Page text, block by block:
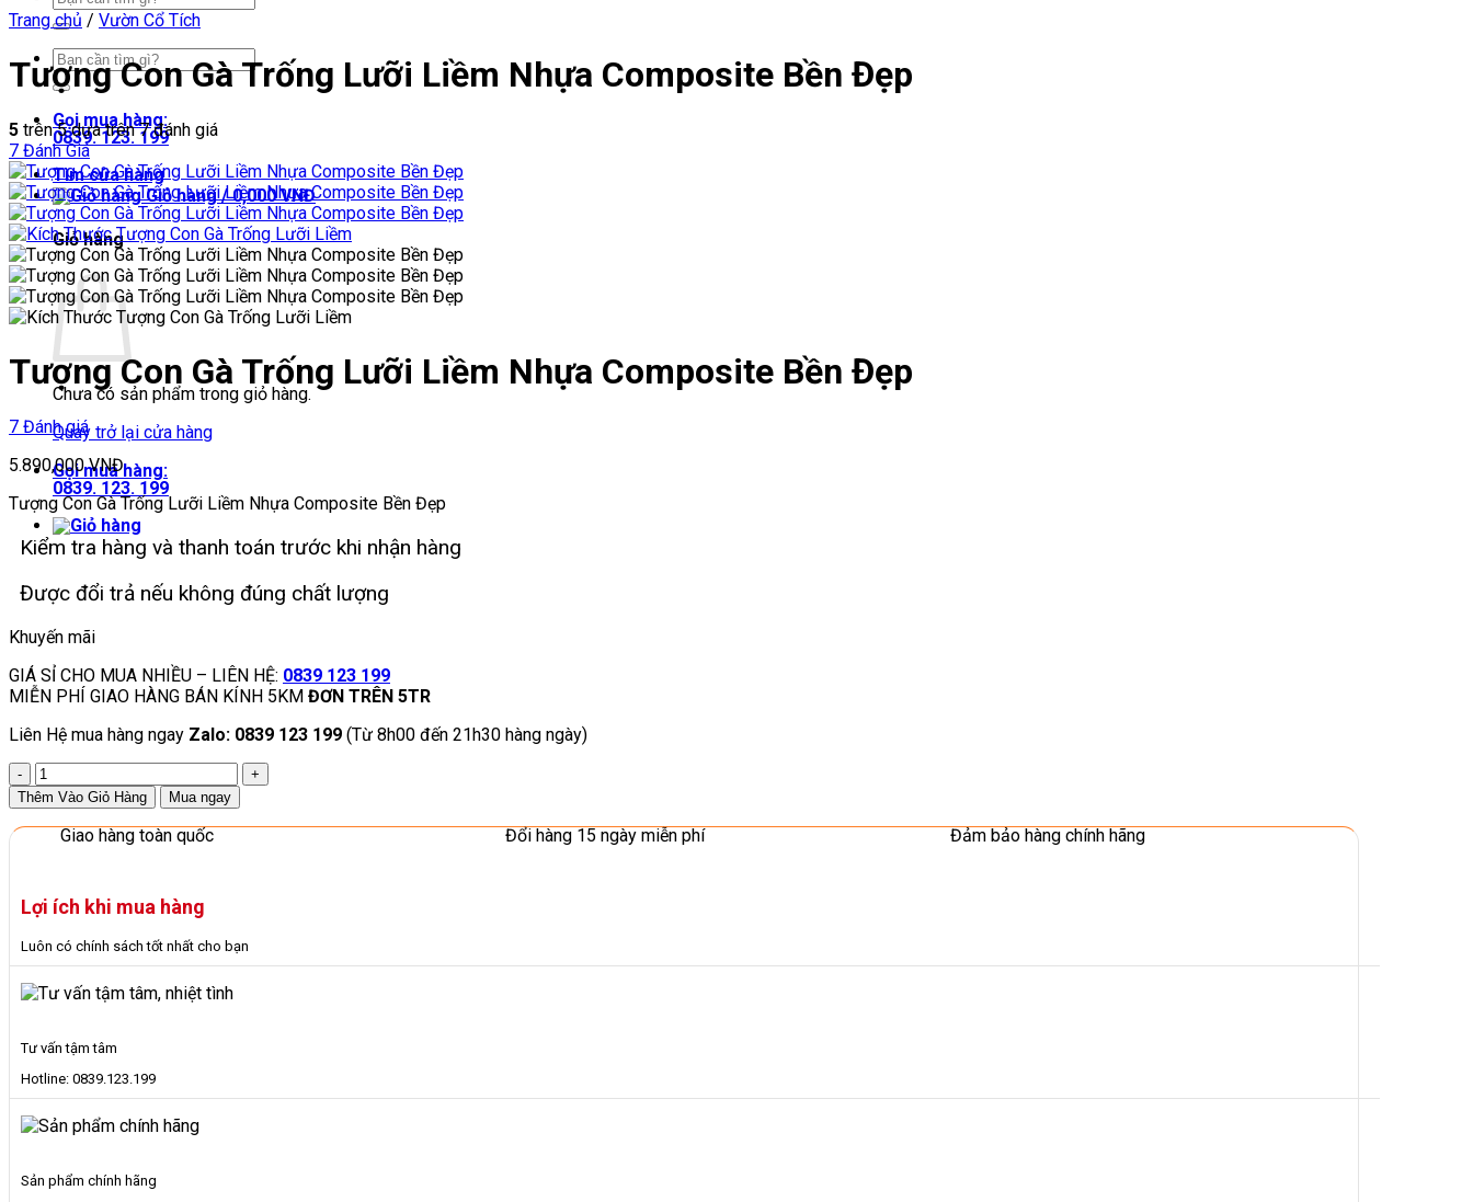
kiếm:
Tìm
kiếm:
Gọi mua hàng:
0839. 123. 199
Tìm cửa hàng
Giỏ hàng /0,000VNĐ
Giỏ hàng
Chưa có sản phẩm trong giỏ hàng.
Quay trở lại cửa hàng
Gọi mua hàng:
0839. 123. 199
Trang chủ / Vườn Cổ Tích
Tượng Con Gà Trống Lưỡi Liềm Nhựa Composite Bền Đẹp
5 trên 5 dựa trên7đánh giá
7 Đánh Giá
Tượng Con Gà Trống Lưỡi Liềm Nhựa Composite Bền Đẹp
7 Đánh giá
5.890,000VNĐ
Tượng Con Gà Trống Lưỡi Liềm Nhựa Composite Bền Đẹp
Kiểm tra hàng và thanh toán trước khi nhận hàng
Được đổi trả nếu không đúng chất lượng
Khuyến mãi
GIÁ SỈ CHO MUA NHIỀU – LIÊN HỆ: 0839 123 199
MIỄN PHÍ GIAO HÀNG BÁN KÍNH 5KM ĐƠN TRÊN 5TR
Liên Hệ mua hàng ngay Zalo: 0839 123 199 (Từ 8h00 đến 21h30 hàng ngày)
Tượng
Con
Gà
Trống
Nhựa
Composite
Bền
số
lượng
Thêm Vào Giỏ Hàng Mua ngay
Giao hàng toàn quốc Đổi hàng 15 ngày miễn phí Đảm bảo hàng chính hãng
Lợi ích khi mua hàng
Luôn có chính sách tốt nhất cho bạn
Tư vấn tậm tâm
Hotline: 0839.123.199
Sản phẩm chính hãng